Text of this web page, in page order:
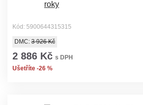
Kód: 5900644315315
DMC: 3 926 Kč
2 886 Kč s DPH
Ušetříte -26 %